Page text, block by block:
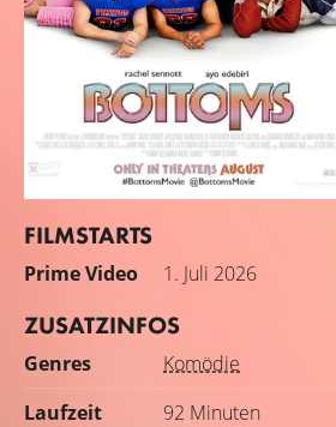
FILMSTARTS
Prime Video 1. Juli 2026
ZUSATZINFOS
Genres
Komödie
Laufzeit
92 Minuten